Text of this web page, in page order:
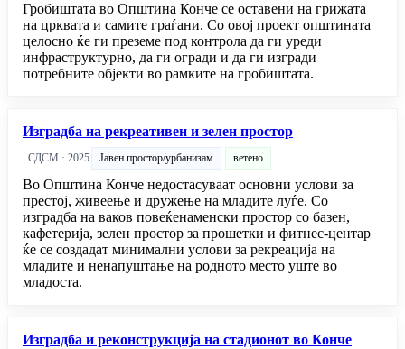
Гробиштата во Општина Конче се оставени на грижата
на црквата и самите граѓани. Со овој проект општината
целосно ќе ги преземе под контрола да ги уреди
инфраструктурно, да ги огради и да ги изгради
потребните објекти во рамките на гробиштата.
Изградба на рекреативен и зелен простор
СДСМ · 2025 Јавен простор/урбанизам ветено
Во Општина Конче недостасуваат основни услови за
престој, живеење и дружење на младите луѓе. Со
изградба на ваков повеќенаменски простор со базен,
кафетерија, зелен простор за прошетки и фитнес-центар
ќе се создадат минимални услови за рекреација на
младите и ненапуштање на родното место уште во
младоста.
Изградба и реконструкција на стадионот во Конче